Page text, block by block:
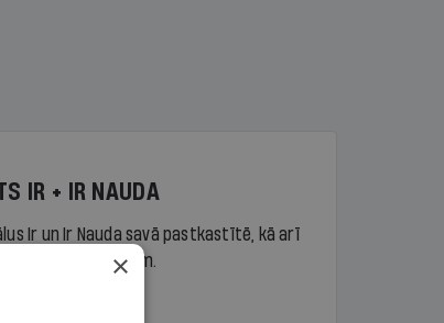
IR + IR NAUDA
Ir un Ir Nauda savā pastkastītē, kā arī
portāla ir.lv saturam.
×